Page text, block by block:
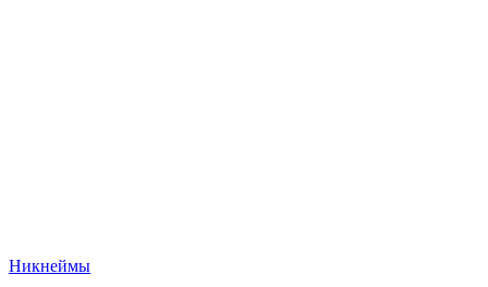
Никнеймы